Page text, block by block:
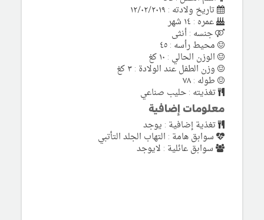
تاريخ ولادته : ١٢/٠٢/٢٠١٩
عمره : ١٤ شهر
جنسه : أنثى
محيط رأسه : ٤٥
الوزن الحالي : ١٠ كغ
وزن الطفل عند الولادة : ٣ كغ
طوله : ٧٨
تغذيته : حليب صناعي
معلومات إضافية
تغذية إضافية : يوجد
سوابق هامة : التهاب الجلد التأتبي
سوابق عائلية : لايوجد